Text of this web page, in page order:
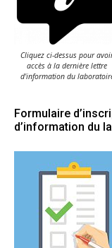
Cliquez ci-dessus pour
accès à la dernière lettre
d'information du
Formulaire
d’information du